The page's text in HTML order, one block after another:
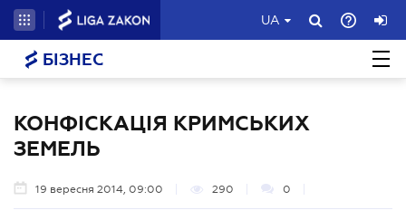
UA
БІЗНЕС
КОНФІСКАЦІЯ КРИМСЬКИХ
ЗЕМЕЛЬ
19 вересня 2014, 09:00 290 0